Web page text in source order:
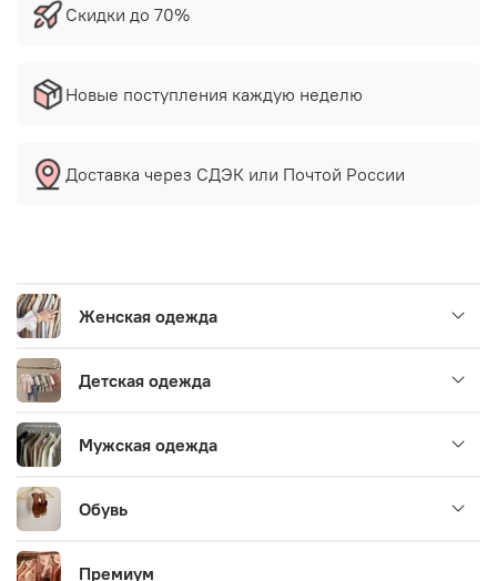
Скидки до 70%
Новые поступления каждую неделю
Доставка через СДЭК или Почтой России
Женская одежда
Детская одежда
Мужская одежда
Обувь
Премиум